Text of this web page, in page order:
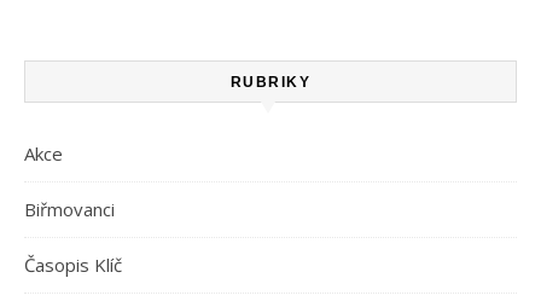
RUBRIKY
Akce
Biřmovanci
Časopis Klíč